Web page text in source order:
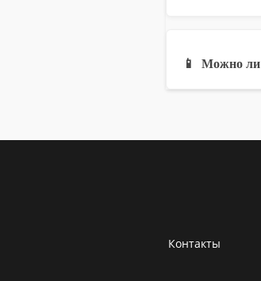
📱 Можно ли
Контакты